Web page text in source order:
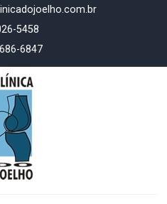
5458
6847